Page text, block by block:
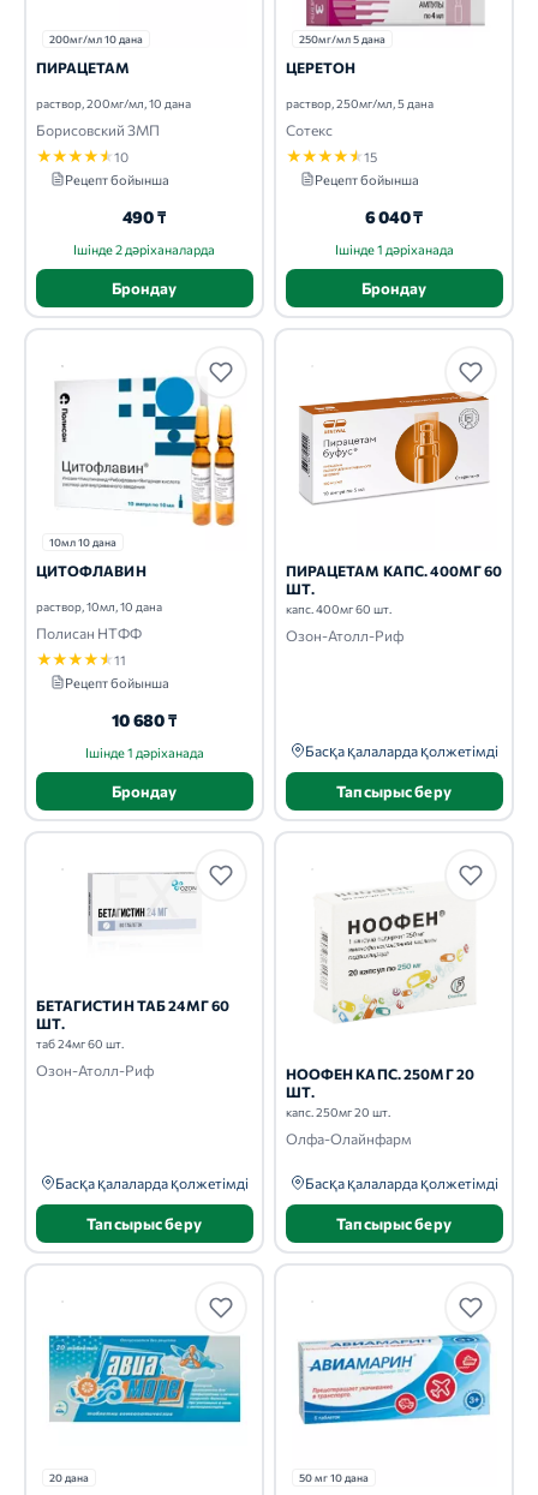
200мг/мл 10 дана
ПИРАЦЕТАМ
раствор, 200мг/мл, 10 дана
Борисовский ЗМП
★★★★★10
Рецепт бойынша
490 ₸
Ішінде 2 дәріханаларда
Брондау
250мг/мл 5 дана
ЦЕРЕТОН
раствор, 250мг/мл, 5 дана
Сотекс
★★★★★15
Рецепт бойынша
6 040 ₸
Ішінде 1 дәріханада
Брондау
10мл 10 дана
ЦИТОФЛАВИН
раствор, 10мл, 10 дана
Полисан НТФФ
★★★★★11
Рецепт бойынша
10 680 ₸
Ішінде 1 дәріханада
Брондау
ПИРАЦЕТАМ КАПС. 400МГ 60
ШТ.
капс. 400мг 60 шт.
Озон-Атолл-Риф
Басқа қалаларда қолжетімді
Тапсырыс беру
БЕТАГИСТИН ТАБ 24МГ 60
ШТ.
таб 24мг 60 шт.
Озон-Атолл-Риф
Басқа қалаларда қолжетімді
Тапсырыс беру
НООФЕН КАПС. 250МГ 20
ШТ.
капс. 250мг 20 шт.
Олфа-Олайнфарм
Басқа қалаларда қолжетімді
Тапсырыс беру
20 дана 50 мг 10 дана